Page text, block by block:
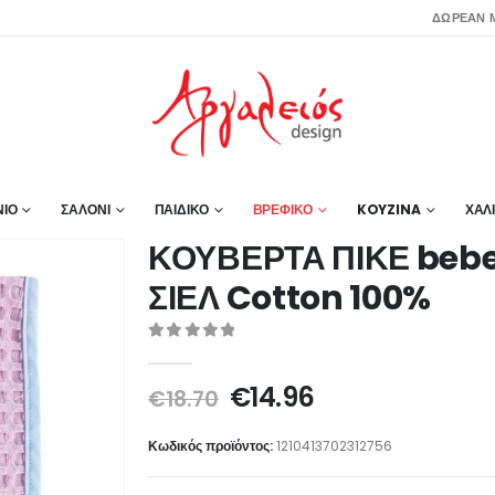
ΔΩΡΕΑΝ
ΣΑΛΟΝΙ ΠΑΙΔΙΚΟ ΒΡΕΦΙΚΟ KOYZINA
ΚΟΥΒΕΡΤΑ ΠΙΚΕ
ΣΙΕΛ Cotton 100%
€18.70 Original
was:
€18.70.
€14.96Η
τιμή
είναι:
Κωδικός προϊόντος:1210413702312756